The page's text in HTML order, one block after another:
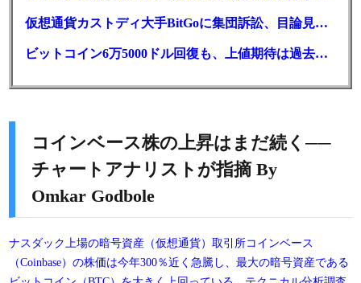
仮想通貨カストディ大手BitGoに集団訴訟、目論見書が争点に
ビットコイン6万5000ドル回復も、上値期待は過去最低の23%
コインベース株の上昇はまだ続く──
チャートアナリストが指摘 By
Omkar Godbole
ナスダック上場の暗号資産（仮想通貨）取引所コインベース
（Coinbase）の株価は今年300％近く急騰し、最大の暗号資産である